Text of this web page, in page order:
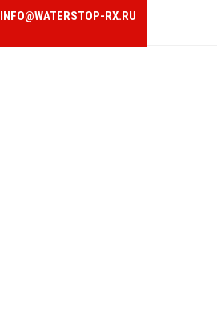
INFO@WATERSTOP-RX.RU